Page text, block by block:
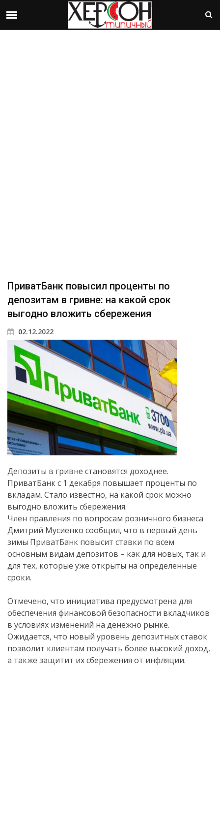
ПриватБанк повысил проценты по
депозитам в гривне: на какой срок
выгодно вложить сбережения
02.12.2022
Депозиты в гривне становятся доходнее.
ПриватБанк с 1 декабря повышает проценты по
вкладам. Стало известно, на какой срок можно
выгодно вложить сбережения.
Член правления по вопросам розничного бизнеса
Дмитрий Мусиенко сообщил, что в первый день
зимы ПриватБанк повысит ставки по всем
основным видам депозитов – как для новых, так и
для тех, которые уже открыты на определенные
сроки.
Отмечено, что инициатива предусмотрена для
обеспечения финансовой безопасности вкладчиков
в условиях изменений на денежно рынке.
Ожидается, что новый уровень депозитных ставок
позволит клиентам получать более высокий доход,
а также защитит их сбережения от инфляции.